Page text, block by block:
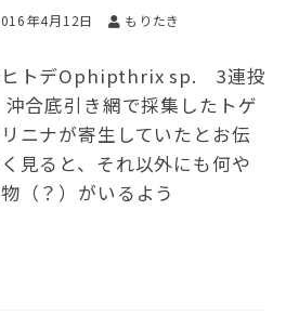
年4月12日 もりたき
ヒトデOphipthrix sp. 3連投
合底引き網で採集したトゲ
ニナが寄生していたとお伝
見ると、それ以外にも何や
（？）がいるよう